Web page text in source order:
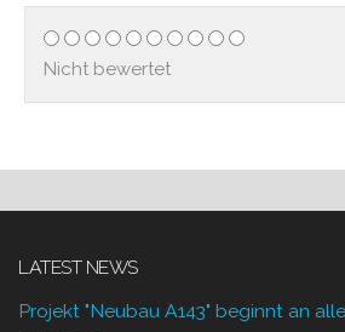
Nicht bewertet
LATEST NEWS
Projekt "Neubau A143" beginnt an